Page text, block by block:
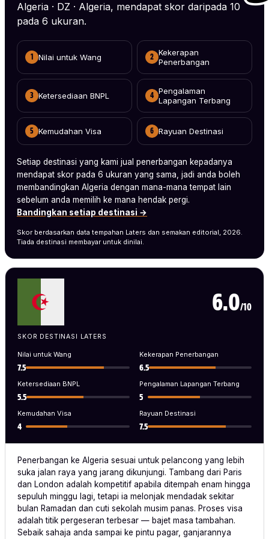
Algeria · DZ · Algeria, mendapat skor daripada 10
pada 6 ukuran.
1 Nilai untuk Wang 2
Kekerapan
Penerbangan
3 Ketersediaan BNPL 4
Pengalaman
Lapangan Terbang
5 Kemudahan Visa 6 Rayuan Destinasi
Setiap destinasi yang kami jual penerbangan kepadanya
mendapat skor pada 6 ukuran yang sama, jadi anda boleh
membandingkan Algeria dengan mana-mana tempat lain
sebelum anda memilih ke mana hendak pergi.
Bandingkan setiap destinasi →
Skor berdasarkan data tempahan Laters dan semakan editorial, 2026.
Tiada destinasi membayar untuk dinilai.
6.0/10
SKOR DESTINASI LATERS
Nilai untuk Wang
7.5
Kekerapan Penerbangan
6.5
Ketersediaan BNPL
5.5
Pengalaman Lapangan Terbang
5
Kemudahan Visa
4
Rayuan Destinasi
7.5
Penerbangan ke Algeria sesuai untuk pelancong yang lebih
suka jalan raya yang jarang dikunjungi. Tambang dari Paris
dan London adalah kompetitif apabila ditempah enam hingga
sepuluh minggu lagi, tetapi ia melonjak mendadak sekitar
bulan Ramadan dan cuti sekolah musim panas. Proses visa
adalah titik pergeseran terbesar — bajet masa tambahan.
Sebaik sahaja anda sampai ke pintu pagar, ganjarannya